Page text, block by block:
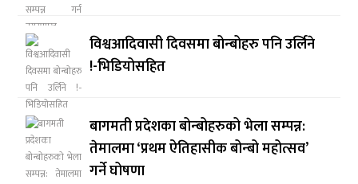
विश्वआदिवासी दिवसमा बोन्बोहरु पनि उर्लिने
!-भिडियोसहित
बागमती प्रदेशका बोन्बोहरुको भेला सम्पन्न:
तेमालमा ‘प्रथम ऐतिहासीक बोन्बो महोत्सव’
गर्ने घोषणा